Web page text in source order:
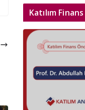
Katılım